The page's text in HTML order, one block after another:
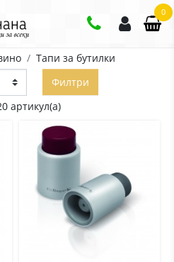
0
Тапи за бутилки
Филтри
артикул(а)